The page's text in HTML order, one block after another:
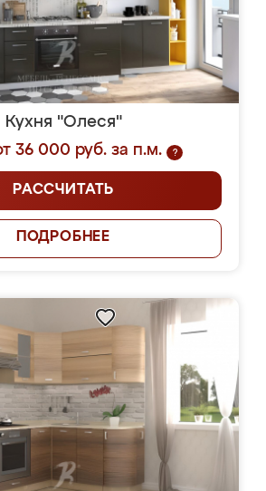
Кухня "Олеся"
36 000 руб. за п.м.
?
РАССЧИТАТЬ
ПОДРОБНЕЕ